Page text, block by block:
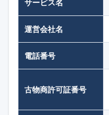
サービス名
運営会社名
電話番号
古物商許可証番号